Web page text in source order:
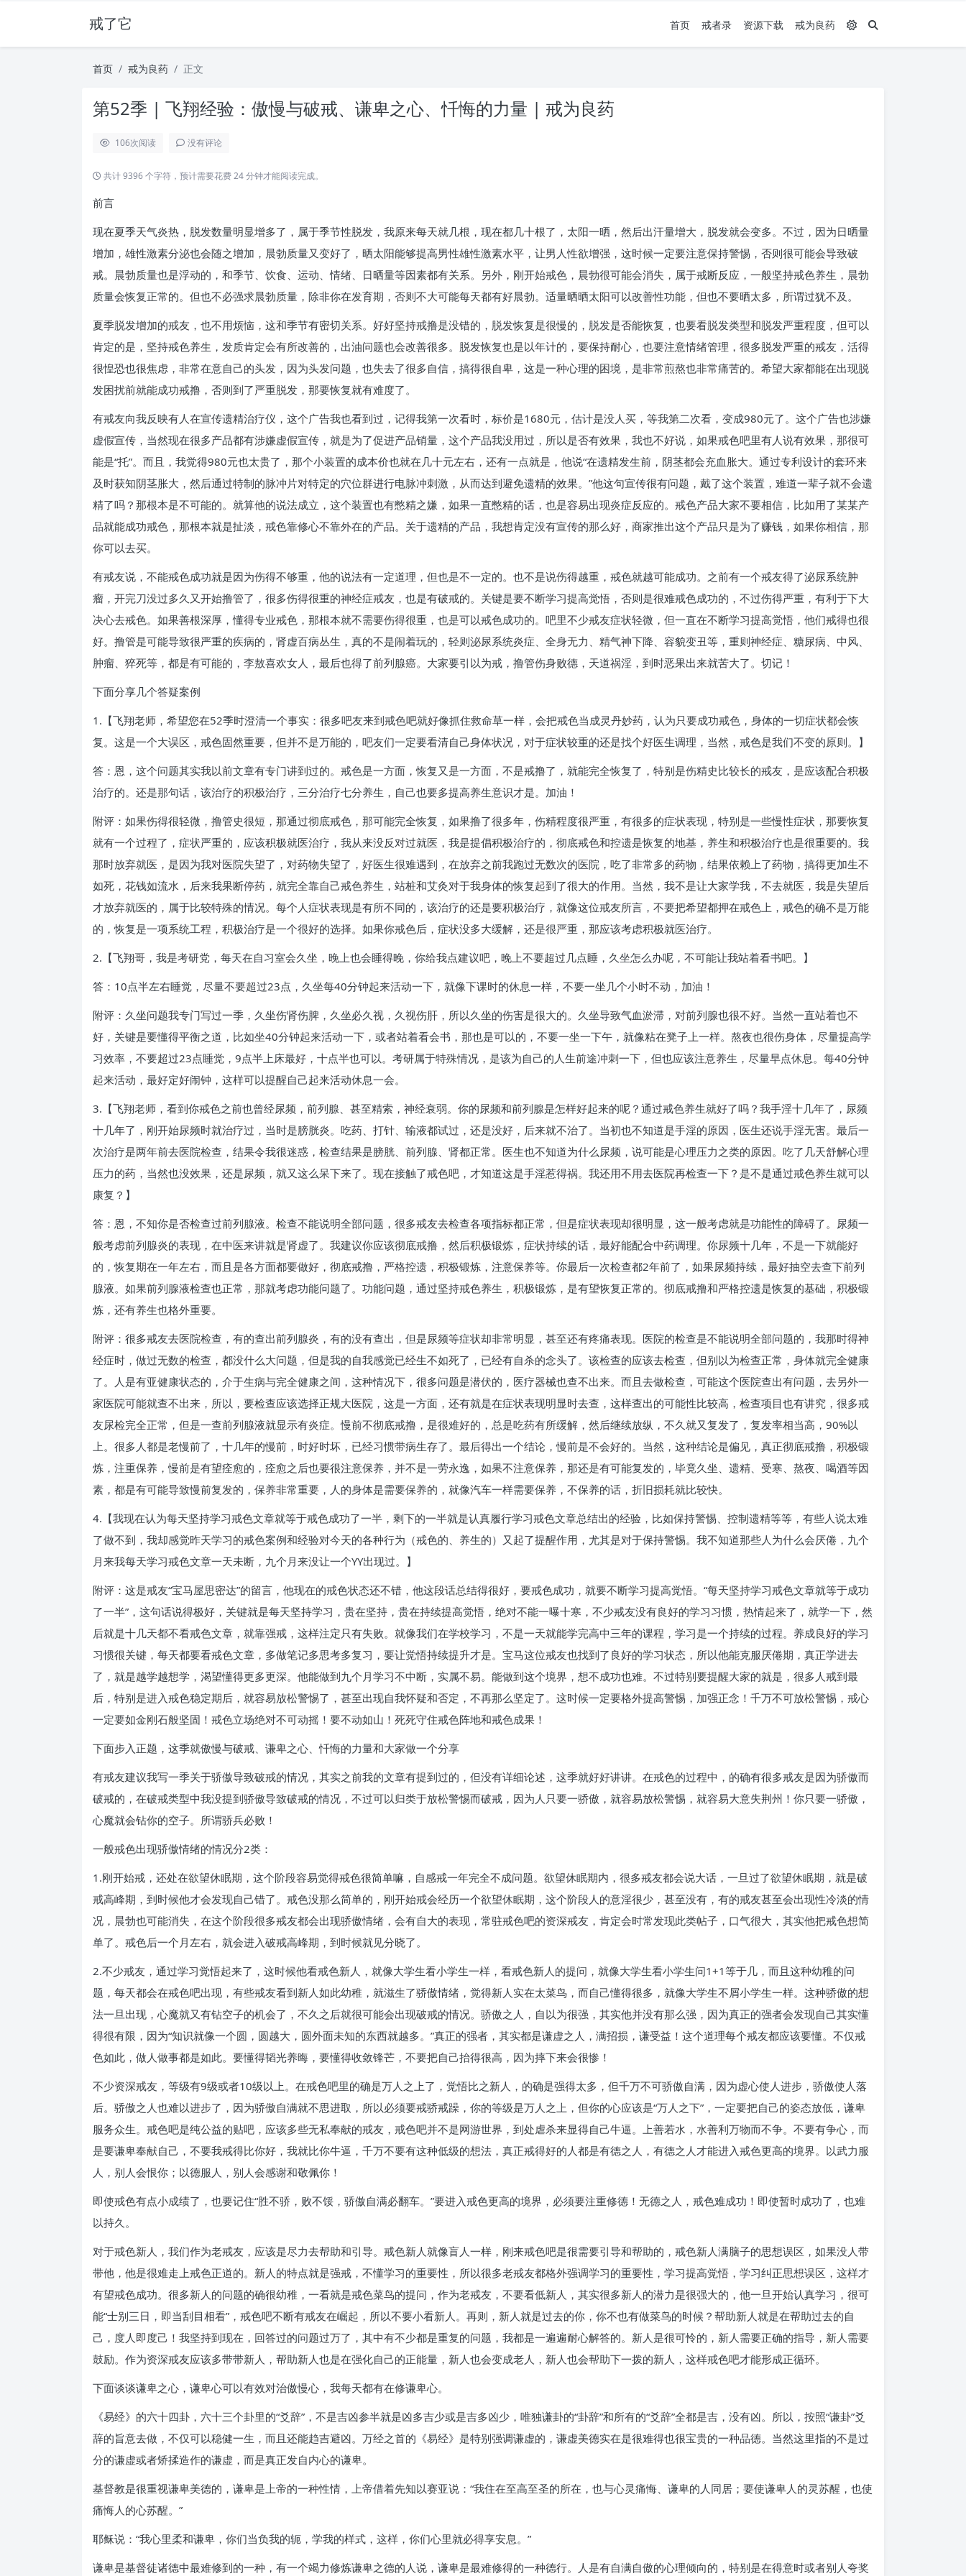
戒了它 首页 戒者录 资源下载 戒为良药
首页 戒为良药 正文
第52季 | 飞翔经验：傲慢与破戒、谦卑之心、忏悔的力量 | 戒为良药
106次阅读 没有评论
共计 9396 个字符，预计需要花费 24 分钟才能阅读完成。
前言
现在夏季天气炎热，脱发数量明显增多了，属于季节性脱发，我原来每天就几根，现在都几十根了，太阳一晒，然后出汗量增大，脱发就会变多。不过，因为日晒量
增加，雄性激素分泌也会随之增加，晨勃质量又变好了，晒太阳能够提高男性雄性激素水平，让男人性欲增强，这时候一定要注意保持警惕，否则很可能会导致破
戒。晨勃质量也是浮动的，和季节、饮食、运动、情绪、日晒量等因素都有关系。另外，刚开始戒色，晨勃很可能会消失，属于戒断反应，一般坚持戒色养生，晨勃
质量会恢复正常的。但也不必强求晨勃质量，除非你在发育期，否则不大可能每天都有好晨勃。适量晒晒太阳可以改善性功能，但也不要晒太多，所谓过犹不及。
夏季脱发增加的戒友，也不用烦恼，这和季节有密切关系。好好坚持戒撸是没错的，脱发恢复是很慢的，脱发是否能恢复，也要看脱发类型和脱发严重程度，但可以
肯定的是，坚持戒色养生，发质肯定会有所改善的，出油问题也会改善很多。脱发恢复也是以年计的，要保持耐心，也要注意情绪管理，很多脱发严重的戒友，活得
很惶恐也很焦虑，非常在意自己的头发，因为头发问题，也失去了很多自信，搞得很自卑，这是一种心理的困境，是非常煎熬也非常痛苦的。希望大家都能在出现脱
发困扰前就能成功戒撸，否则到了严重脱发，那要恢复就有难度了。
有戒友向我反映有人在宣传遗精治疗仪，这个广告我也看到过，记得我第一次看时，标价是1680元，估计是没人买，等我第二次看，变成980元了。这个广告也涉嫌
虚假宣传，当然现在很多产品都有涉嫌虚假宣传，就是为了促进产品销量，这个产品我没用过，所以是否有效果，我也不好说，如果戒色吧里有人说有效果，那很可
能是“托”。而且，我觉得980元也太贵了，那个小装置的成本价也就在几十元左右，还有一点就是，他说“在遗精发生前，阴茎都会充血胀大。通过专利设计的套环来
及时获知阴茎胀大，然后通过特制的脉冲片对特定的穴位群进行电脉冲刺激，从而达到避免遗精的效果。”他这句宣传很有问题，戴了这个装置，难道一辈子就不会遗
精了吗？那根本是不可能的。就算他的说法成立，这个装置也有憋精之嫌，如果一直憋精的话，也是容易出现炎症反应的。戒色产品大家不要相信，比如用了某某产
品就能成功戒色，那根本就是扯淡，戒色靠修心不靠外在的产品。关于遗精的产品，我想肯定没有宣传的那么好，商家推出这个产品只是为了赚钱，如果你相信，那
你可以去买。
有戒友说，不能戒色成功就是因为伤得不够重，他的说法有一定道理，但也是不一定的。也不是说伤得越重，戒色就越可能成功。之前有一个戒友得了泌尿系统肿
瘤，开完刀没过多久又开始撸管了，很多伤得很重的神经症戒友，也是有破戒的。关键是要不断学习提高觉悟，否则是很难戒色成功的，不过伤得严重，有利于下大
决心去戒色。如果善根深厚，懂得专业戒色，那根本就不需要伤得很重，也是可以戒色成功的。吧里不少戒友症状轻微，但一直在不断学习提高觉悟，他们戒得也很
好。撸管是可能导致很严重的疾病的，肾虚百病丛生，真的不是闹着玩的，轻则泌尿系统炎症、全身无力、精气神下降、容貌变丑等，重则神经症、糖尿病、中风、
肿瘤、猝死等，都是有可能的，李敖喜欢女人，最后也得了前列腺癌。大家要引以为戒，撸管伤身败德，天道祸淫，到时恶果出来就苦大了。切记！
下面分享几个答疑案例
1.【飞翔老师，希望您在52季时澄清一个事实：很多吧友来到戒色吧就好像抓住救命草一样，会把戒色当成灵丹妙药，认为只要成功戒色，身体的一切症状都会恢
复。这是一个大误区，戒色固然重要，但并不是万能的，吧友们一定要看清自己身体状况，对于症状较重的还是找个好医生调理，当然，戒色是我们不变的原则。】
答：恩，这个问题其实我以前文章有专门讲到过的。戒色是一方面，恢复又是一方面，不是戒撸了，就能完全恢复了，特别是伤精史比较长的戒友，是应该配合积极
治疗的。还是那句话，该治疗的积极治疗，三分治疗七分养生，自己也要多提高养生意识才是。加油！
附评：如果伤得很轻微，撸管史很短，那通过彻底戒色，那可能完全恢复，如果撸了很多年，伤精程度很严重，有很多的症状表现，特别是一些慢性症状，那要恢复
就有一个过程了，症状严重的，应该积极就医治疗，我从来没反对过就医，我是提倡积极治疗的，彻底戒色和控遗是恢复的地基，养生和积极治疗也是很重要的。我
那时放弃就医，是因为我对医院失望了，对药物失望了，好医生很难遇到，在放弃之前我跑过无数次的医院，吃了非常多的药物，结果依赖上了药物，搞得更加生不
如死，花钱如流水，后来我果断停药，就完全靠自己戒色养生，站桩和艾灸对于我身体的恢复起到了很大的作用。当然，我不是让大家学我，不去就医，我是失望后
才放弃就医的，属于比较特殊的情况。每个人症状表现是有所不同的，该治疗的还是要积极治疗，就像这位戒友所言，不要把希望都押在戒色上，戒色的确不是万能
的，恢复是一项系统工程，积极治疗是一个很好的选择。如果你戒色后，症状没多大缓解，还是很严重，那应该考虑积极就医治疗。
2.【飞翔哥，我是考研党，每天在自习室会久坐，晚上也会睡得晚，你给我点建议吧，晚上不要超过几点睡，久坐怎么办呢，不可能让我站着看书吧。】
答：10点半左右睡觉，尽量不要超过23点，久坐每40分钟起来活动一下，就像下课时的休息一样，不要一坐几个小时不动，加油！
附评：久坐问题我专门写过一季，久坐伤肾伤脾，久坐必久视，久视伤肝，所以久坐的伤害是很大的。久坐导致气血淤滞，对前列腺也很不好。当然一直站着也不
好，关键是要懂得平衡之道，比如坐40分钟起来活动一下，或者站着看会书，那也是可以的，不要一坐一下午，就像粘在凳子上一样。熬夜也很伤身体，尽量提高学
习效率，不要超过23点睡觉，9点半上床最好，十点半也可以。考研属于特殊情况，是该为自己的人生前途冲刺一下，但也应该注意养生，尽量早点休息。每40分钟
起来活动，最好定好闹钟，这样可以提醒自己起来活动休息一会。
3.【飞翔老师，看到你戒色之前也曾经尿频，前列腺、甚至精索，神经衰弱。你的尿频和前列腺是怎样好起来的呢？通过戒色养生就好了吗？我手淫十几年了，尿频
十几年了，刚开始尿频时就治疗过，当时是膀胱炎。吃药、打针、输液都试过，还是没好，后来就不治了。当初也不知道是手淫的原因，医生还说手淫无害。最后一
次治疗是两年前去医院检查，结果令我很迷惑，检查结果是膀胱、前列腺、肾都正常。医生也不知道为什么尿频，说可能是心理压力之类的原因。吃了几天舒解心理
压力的药，当然也没效果，还是尿频，就又这么呆下来了。现在接触了戒色吧，才知道这是手淫惹得祸。我还用不用去医院再检查一下？是不是通过戒色养生就可以
康复？】
答：恩，不知你是否检查过前列腺液。检查不能说明全部问题，很多戒友去检查各项指标都正常，但是症状表现却很明显，这一般考虑就是功能性的障碍了。尿频一
般考虑前列腺炎的表现，在中医来讲就是肾虚了。我建议你应该彻底戒撸，然后积极锻炼，症状持续的话，最好能配合中药调理。你尿频十几年，不是一下就能好
的，恢复期在一年左右，而且是各方面都要做好，彻底戒撸，严格控遗，积极锻炼，注意保养等。你最后一次检查都2年前了，如果尿频持续，最好抽空去查下前列
腺液。如果前列腺液检查也正常，那就考虑功能问题了。功能问题，通过坚持戒色养生，积极锻炼，是有望恢复正常的。彻底戒撸和严格控遗是恢复的基础，积极锻
炼，还有养生也格外重要。
附评：很多戒友去医院检查，有的查出前列腺炎，有的没有查出，但是尿频等症状却非常明显，甚至还有疼痛表现。医院的检查是不能说明全部问题的，我那时得神
经症时，做过无数的检查，都没什么大问题，但是我的自我感觉已经生不如死了，已经有自杀的念头了。该检查的应该去检查，但别以为检查正常，身体就完全健康
了。人是有亚健康状态的，介于生病与完全健康之间，这种情况下，很多问题是潜伏的，医疗器械也查不出来。而且去做检查，可能这个医院查出有问题，去另外一
家医院可能就查不出来，所以，要检查应该选择正规大医院，这是一方面，还有就是在症状表现明显时去查，这样查出的可能性比较高，检查项目也有讲究，很多戒
友尿检完全正常，但是一查前列腺液就显示有炎症。慢前不彻底戒撸，是很难好的，总是吃药有所缓解，然后继续放纵，不久就又复发了，复发率相当高，90%以
上。很多人都是老慢前了，十几年的慢前，时好时坏，已经习惯带病生存了。最后得出一个结论，慢前是不会好的。当然，这种结论是偏见，真正彻底戒撸，积极锻
炼，注重保养，慢前是有望痊愈的，痊愈之后也要很注意保养，并不是一劳永逸，如果不注意保养，那还是有可能复发的，毕竟久坐、遗精、受寒、熬夜、喝酒等因
素，都是有可能导致慢前复发的，保养非常重要，人的身体是需要保养的，就像汽车一样需要保养，不保养的话，折旧损耗就比较快。
4.【我现在认为每天坚持学习戒色文章就等于戒色成功了一半，剩下的一半就是认真履行学习戒色文章总结出的经验，比如保持警惕、控制遗精等等，有些人说太难
了做不到，我却感觉昨天学习的戒色案例和经验对今天的各种行为（戒色的、养生的）又起了提醒作用，尤其是对于保持警惕。我不知道那些人为什么会厌倦，九个
月来我每天学习戒色文章一天未断，九个月来没让一个YY出现过。】
附评：这是戒友“宝马屋思密达”的留言，他现在的戒色状态还不错，他这段话总结得很好，要戒色成功，就要不断学习提高觉悟。“每天坚持学习戒色文章就等于成功
了一半”，这句话说得极好，关键就是每天坚持学习，贵在坚持，贵在持续提高觉悟，绝对不能一曝十寒，不少戒友没有良好的学习习惯，热情起来了，就学一下，然
后就是十几天都不看戒色文章，就靠强戒，这样注定只有失败。就像我们在学校学习，不是一天就能学完高中三年的课程，学习是一个持续的过程。养成良好的学习
习惯很关键，每天都要看戒色文章，多做笔记多思考多复习，要让觉悟持续提升才是。宝马这位戒友也找到了良好的学习状态，所以他能克服厌倦期，真正学进去
了，就是越学越想学，渴望懂得更多更深。他能做到九个月学习不中断，实属不易。能做到这个境界，想不成功也难。不过特别要提醒大家的就是，很多人戒到最
后，特别是进入戒色稳定期后，就容易放松警惕了，甚至出现自我怀疑和否定，不再那么坚定了。这时候一定要格外提高警惕，加强正念！千万不可放松警惕，戒心
一定要如金刚石般坚固！戒色立场绝对不可动摇！要不动如山！死死守住戒色阵地和戒色成果！
下面步入正题，这季就傲慢与破戒、谦卑之心、忏悔的力量和大家做一个分享
有戒友建议我写一季关于骄傲导致破戒的情况，其实之前我的文章有提到过的，但没有详细论述，这季就好好讲讲。在戒色的过程中，的确有很多戒友是因为骄傲而
破戒的，在破戒类型中我没提到骄傲导致破戒的情况，不过可以归类于放松警惕而破戒，因为人只要一骄傲，就容易放松警惕，就容易大意失荆州！你只要一骄傲，
心魔就会钻你的空子。所谓骄兵必败！
一般戒色出现骄傲情绪的情况分2类：
1.刚开始戒，还处在欲望休眠期，这个阶段容易觉得戒色很简单嘛，自感戒一年完全不成问题。欲望休眠期内，很多戒友都会说大话，一旦过了欲望休眠期，就是破
戒高峰期，到时候他才会发现自己错了。戒色没那么简单的，刚开始戒会经历一个欲望休眠期，这个阶段人的意淫很少，甚至没有，有的戒友甚至会出现性冷淡的情
况，晨勃也可能消失，在这个阶段很多戒友都会出现骄傲情绪，会有自大的表现，常驻戒色吧的资深戒友，肯定会时常发现此类帖子，口气很大，其实他把戒色想简
单了。戒色后一个月左右，就会进入破戒高峰期，到时候就见分晓了。
2.不少戒友，通过学习觉悟起来了，这时候他看戒色新人，就像大学生看小学生一样，看戒色新人的提问，就像大学生看小学生问1+1等于几，而且这种幼稚的问
题，每天都会在戒色吧出现，有些戒友看到新人如此幼稚，就滋生了骄傲情绪，觉得新人实在太菜鸟，而自己懂得很多，就像大学生不屑小学生一样。这种骄傲的想
法一旦出现，心魔就又有钻空子的机会了，不久之后就很可能会出现破戒的情况。骄傲之人，自以为很强，其实他并没有那么强，因为真正的强者会发现自己其实懂
得很有限，因为“知识就像一个圆，圆越大，圆外面未知的东西就越多。”真正的强者，其实都是谦虚之人，满招损，谦受益！这个道理每个戒友都应该要懂。不仅戒
色如此，做人做事都是如此。要懂得韬光养晦，要懂得收敛锋芒，不要把自己抬得很高，因为摔下来会很惨！
不少资深戒友，等级有9级或者10级以上。在戒色吧里的确是万人之上了，觉悟比之新人，的确是强得太多，但千万不可骄傲自满，因为虚心使人进步，骄傲使人落
后。骄傲之人也难以进步了，因为骄傲自满就不思进取，所以必须要戒骄戒躁，你的等级是万人之上，但你的心应该是“万人之下”，一定要把自己的姿态放低，谦卑
服务众生。戒色吧是纯公益的贴吧，应该多些无私奉献的戒友，戒色吧并不是网游世界，到处虐杀来显得自己牛逼。上善若水，水善利万物而不争。不要有争心，而
是要谦卑奉献自己，不要我戒得比你好，我就比你牛逼，千万不要有这种低级的想法，真正戒得好的人都是有德之人，有德之人才能进入戒色更高的境界。以武力服
人，别人会恨你；以德服人，别人会感谢和敬佩你！
即使戒色有点小成绩了，也要记住“胜不骄，败不馁，骄傲自满必翻车。”要进入戒色更高的境界，必须要注重修德！无德之人，戒色难成功！即使暂时成功了，也难
以持久。
对于戒色新人，我们作为老戒友，应该是尽力去帮助和引导。戒色新人就像盲人一样，刚来戒色吧是很需要引导和帮助的，戒色新人满脑子的思想误区，如果没人带
带他，他是很难走上戒色正道的。新人的特点就是强戒，不懂学习的重要性，所以很多老戒友都格外强调学习的重要性，学习提高觉悟，学习纠正思想误区，这样才
有望戒色成功。很多新人的问题的确很幼稚，一看就是戒色菜鸟的提问，作为老戒友，不要看低新人，其实很多新人的潜力是很强大的，他一旦开始认真学习，很可
能“士别三日，即当刮目相看”，戒色吧不断有戒友在崛起，所以不要小看新人。再则，新人就是过去的你，你不也有做菜鸟的时候？帮助新人就是在帮助过去的自
己，度人即度己！我坚持到现在，回答过的问题过万了，其中有不少都是重复的问题，我都是一遍遍耐心解答的。新人是很可怜的，新人需要正确的指导，新人需要
鼓励。作为资深戒友应该多带带新人，帮助新人也是在强化自己的正能量，新人也会变成老人，新人也会帮助下一拨的新人，这样戒色吧才能形成正循环。
下面谈谈谦卑之心，谦卑心可以有效对治傲慢心，我每天都有在修谦卑心。
《易经》的六十四卦，六十三个卦里的“爻辞”，不是吉凶参半就是凶多吉少或是吉多凶少，唯独谦卦的“卦辞”和所有的“爻辞”全都是吉，没有凶。所以，按照“谦卦”爻
辞的旨意去做，不仅可以稳健一生，而且还能趋吉避凶。万经之首的《易经》是特别强调谦虚的，谦虚美德实在是很难得也很宝贵的一种品德。当然这里指的不是过
分的谦虚或者矫揉造作的谦虚，而是真正发自内心的谦卑。
基督教是很重视谦卑美德的，谦卑是上帝的一种性情，上帝借着先知以赛亚说：“我住在至高至圣的所在，也与心灵痛悔、谦卑的人同居；要使谦卑人的灵苏醒，也使
痛悔人的心苏醒。”
耶稣说：“我心里柔和谦卑，你们当负我的轭，学我的样式，这样，你们心里就必得享安息。”
谦卑是基督徒诸德中最难修到的一种，有一个竭力修炼谦卑之德的人说，谦卑是最难修得的一种德行。人是有自满自傲的心理倾向的，特别是在得意时或者别人夸奖